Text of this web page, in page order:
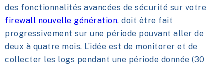
des fonctionnalités avancées de sécurité sur votre
firewall nouvelle génération, doit être fait
progressivement sur une période pouvant aller de
deux à quatre mois. L’idée est de monitorer et de
collecter les logs pendant une période donnée (30